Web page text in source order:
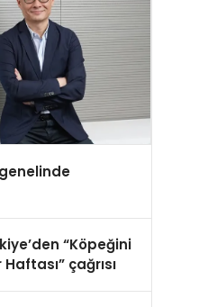
“Köpeğini
çağrısı